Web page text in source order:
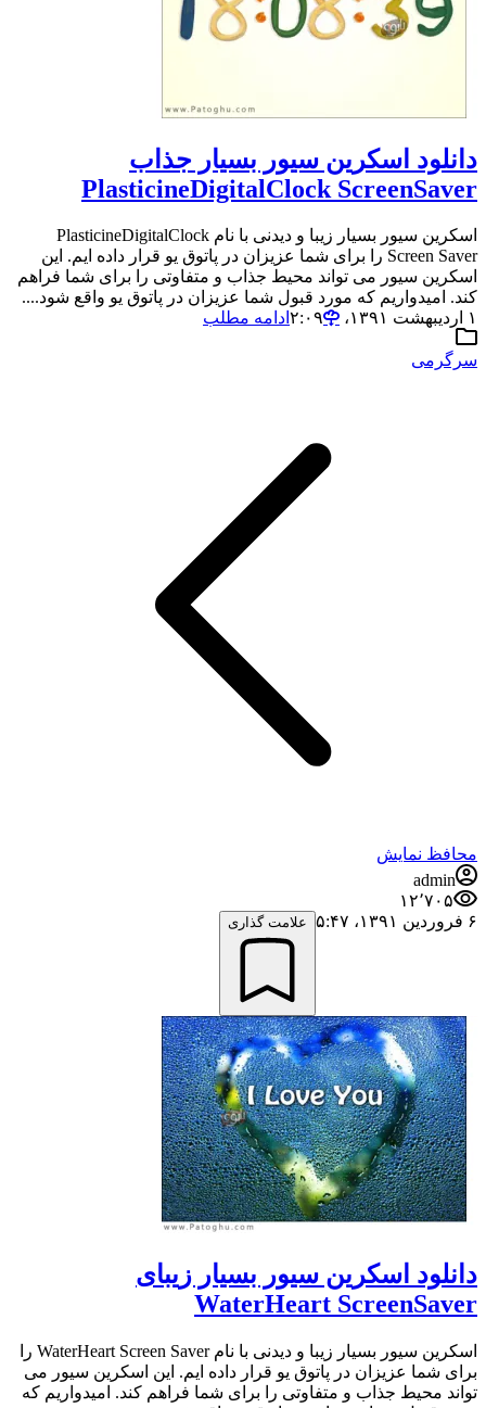
دانلود اسکرین سیور بسیار جذاب
PlasticineDigitalClock ScreenSaver
اسکرین سیور بسیار زیبا و دیدنی با نام PlasticineDigitalClock
Screen Saver را برای شما عزیزان در پاتوق یو قرار داده ایم. این
اسکرین سیور می تواند محیط جذاب و متفاوتی را برای شما فراهم
کند. امیدواریم که مورد قبول شما عزیزان در پاتوق یو واقع شود....
۱ اردیبهشت ۱۳۹۱،‏ ۲:۰۹
ادامه مطلب
سرگرمی
محافظ نمایش
admin
۱۲٬۷۰۵
۶ فروردین ۱۳۹۱،‏ ۵:۴۷
علامت گذاری
دانلود اسکرین سیور بسیار زیبای
WaterHeart ScreenSaver
اسکرین سیور بسیار زیبا و دیدنی با نام WaterHeart Screen Saver را
برای شما عزیزان در پاتوق یو قرار داده ایم. این اسکرین سیور می
تواند محیط جذاب و متفاوتی را برای شما فراهم کند. امیدواریم که